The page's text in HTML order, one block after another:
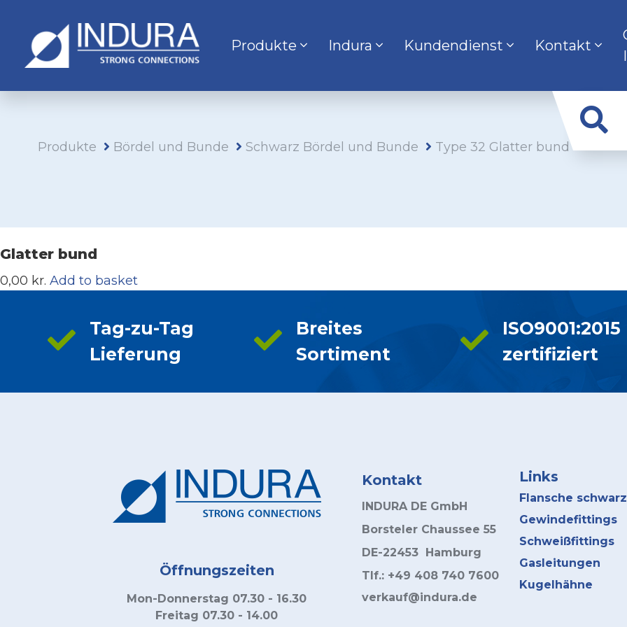
Produkte Indura Kundendienst Kontakt
Produkte Bördel und Bunde Schwarz Bördel und Bunde Type 32 Glatter bund
Glatter bund
0,00 kr. Add to basket
Tag-zu-Tag
Lieferung
Breites
Sortiment
ISO9001:2015
zertifiziert
Öffnungszeiten
Mon-Donnerstag 07.30 - 16.30
Freitag 07.30 - 14.00
Kontakt
INDURA DE GmbH
Borsteler Chaussee 55
DE-22453 Hamburg
Tlf.: +49 408 740 7600
verkauf@indura.de
Links
Flansche schwarz
Gewindefittings
Schweißfittings
Gasleitungen
Kugelhähne